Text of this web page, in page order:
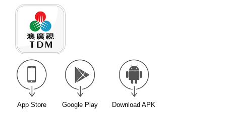
App Store Google Play Download APK